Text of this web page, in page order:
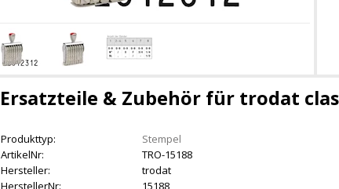
Ersatzteile & Zubehör für trodat
Produkttyp:
Stempel
ArtikelNr:
TRO-15188
Hersteller:
trodat
HerstellerNr:
15188